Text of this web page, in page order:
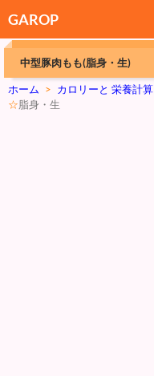
GAROP
中型豚肉もも(脂身・生)
ホーム > カロリーと 栄養計算
☆脂身・生